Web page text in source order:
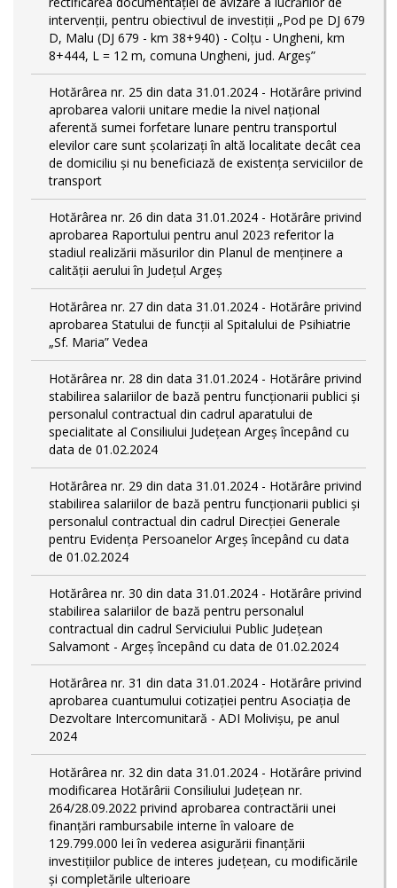
intervenții, pentru obiectivul de investiții „Pod pe DJ 679
D, Malu (DJ 679 - km 38+940) - Colțu - Ungheni, km
8+444, L = 12 m, comuna Ungheni, jud. Argeș”
Hotărârea nr. 25 din data 31.01.2024 - Hotărâre privind
aprobarea valorii unitare medie la nivel național
aferentă sumei forfetare lunare pentru transportul
elevilor care sunt şcolarizați în altă localitate decât cea
de domiciliu şi nu beneficiază de existența serviciilor de
transport
Hotărârea nr. 26 din data 31.01.2024 - Hotărâre privind
aprobarea Raportului pentru anul 2023 referitor la
stadiul realizării măsurilor din Planul de menținere a
calității aerului în Județul Argeș
Hotărârea nr. 27 din data 31.01.2024 - Hotărâre privind
aprobarea Statului de funcţii al Spitalului de Psihiatrie
„Sf. Maria” Vedea
Hotărârea nr. 28 din data 31.01.2024 - Hotărâre privind
stabilirea salariilor de bază pentru funcționarii publici și
personalul contractual din cadrul aparatului de
specialitate al Consiliului Județean Argeș începând cu
data de 01.02.2024
Hotărârea nr. 29 din data 31.01.2024 - Hotărâre privind
stabilirea salariilor de bază pentru funcționarii publici și
personalul contractual din cadrul Direcției Generale
pentru Evidența Persoanelor Argeş începând cu data
de 01.02.2024
Hotărârea nr. 30 din data 31.01.2024 - Hotărâre privind
stabilirea salariilor de bază pentru personalul
contractual din cadrul Serviciului Public Județean
Salvamont - Argeș începând cu data de 01.02.2024
Hotărârea nr. 31 din data 31.01.2024 - Hotărâre privind
aprobarea cuantumului cotizației pentru Asociația de
Dezvoltare Intercomunitară - ADI Molivișu, pe anul
2024
Hotărârea nr. 32 din data 31.01.2024 - Hotărâre privind
modificarea Hotărârii Consiliului Județean nr.
264/28.09.2022 privind aprobarea contractării unei
finanțări rambursabile interne în valoare de
129.799.000 lei în vederea asigurării finanțării
investițiilor publice de interes județean, cu modificările
și completările ulterioare